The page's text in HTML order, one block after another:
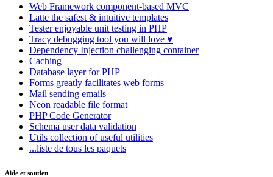
Web Framework component-based MVC
Latte the safest & intuitive templates
Testerenjoyable unit testing in PHP
Tracy debugging tool you will love ♥
Dependency Injection challenging container
Caching
Database layer for PHP
Forms greatly facilitates web forms
Mail sending emails
Neon readable file format
PHP Code Generator
Schema user data validation
Utils collection of useful utilities
...liste de tous les paquets
Aide et soutien